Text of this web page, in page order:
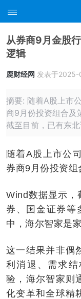
从券商9月金股
逻辑
鹿财经网 发表于
摘要: 随着A股上市
商9月份投资组合及
截至目前，已有东
随着A股上市公
券商9月份投资组
Wind数据显示，
券、国金证券等
中，海尔智家是
这一结果并非偶
利消退、需求
验，海尔智家则
化变革和全球精